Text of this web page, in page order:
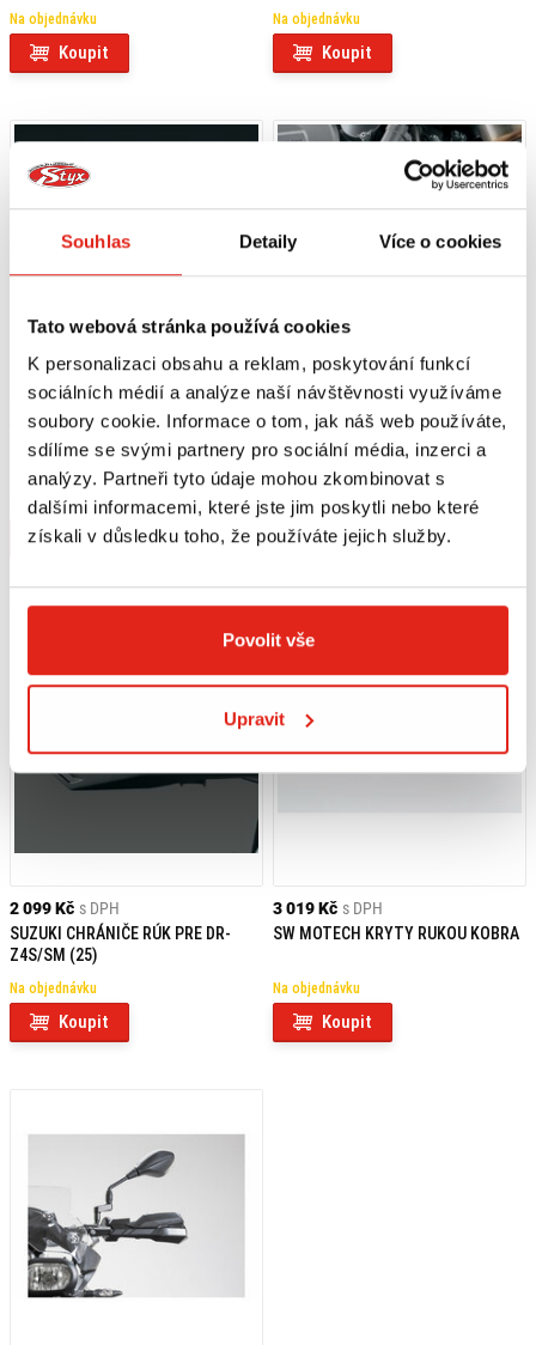
Souhlas Detaily Více o cookies
Tato webová stránka používá cookies
K personalizaci obsahu a reklam, poskytování funkcí
sociálních médií a analýze naší návštěvnosti využíváme
soubory cookie. Informace o tom, jak náš web používáte,
sdílíme se svými partnery pro sociální média, inzerci a
analýzy. Partneři tyto údaje mohou zkombinovat s
dalšími informacemi, které jste jim poskytli nebo které
získali v důsledku toho, že používáte jejich služby.
Povolit vše
Upravit
Na objednávku
Koupit
Na objednávku
Koupit
6 439 Kč s DPH
SUZUKI ZADNÝ NOSIČ PRE DR-
Z4S/SM (25)
Na objednávku
Koupit
5 089 Kč s DPH
SUZUKI HLINÍKOVÝ KRYT MOTORA
PRE DR-Z4S/SM (25)
Na objednávku
Koupit
2 099 Kč s DPH
SUZUKI CHRÁNIČE RÚK PRE DR-
Z4S/SM (25)
Na objednávku
Koupit
3 019 Kč s DPH
SW MOTECH KRYTY RUKOU KOBRA
Na objednávku
Koupit